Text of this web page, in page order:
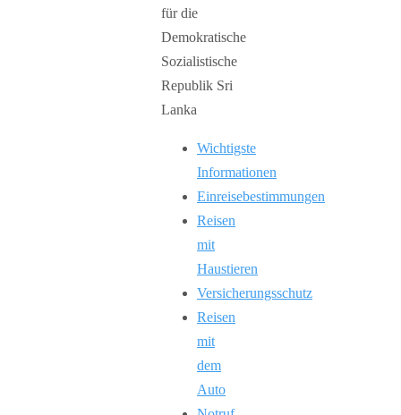
Wichtigste
Informationen
Einreisebestimmungen
Reisen
mit
Haustieren
Versicherungsschutz
Reisen
mit
dem
Auto